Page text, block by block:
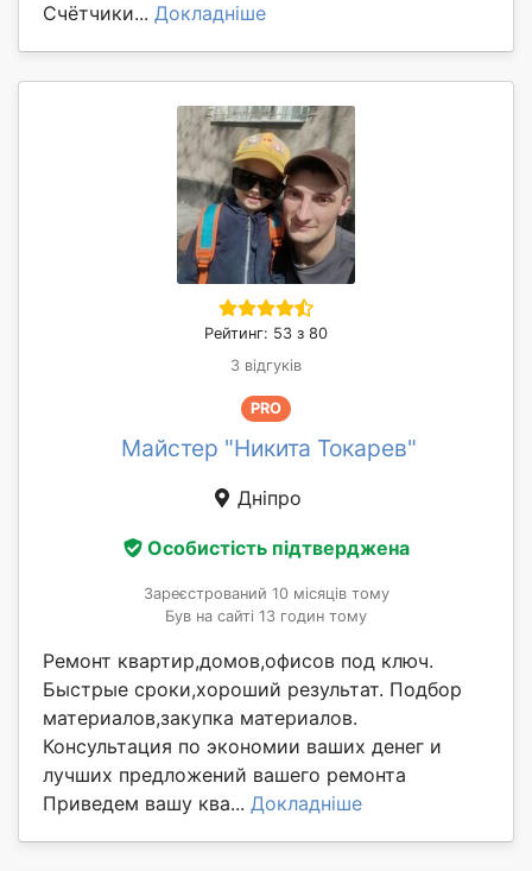
Счётчики... Докладніше
Рейтинг: 53 з 80
3 відгуків
PRO
Майстер "Никита Токарев"
Дніпро
Особистість підтверджена
Зареєстрований 10 місяців тому
Був на сайті 13 годин тому
Ремонт квартир,домов,офисов под ключ.
Быстрые сроки,хороший результат. Подбор
материалов,закупка материалов.
Консультация по экономии ваших денег и
лучших предложений вашего ремонта
Приведем вашу ква... Докладніше